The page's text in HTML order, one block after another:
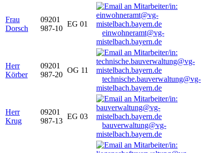
Frau
Dorsch
09201
987-10
EG 01
einwohneramt@vg-
mistelbach.bayern.de
Herr
Körber
09201
987-20
OG 11
technische.bauverwaltung@vg-
mistelbach.bayern.de
Herr
Krug
09201
987-13
EG 03
bauverwaltung@vg-
mistelbach.bayern.de